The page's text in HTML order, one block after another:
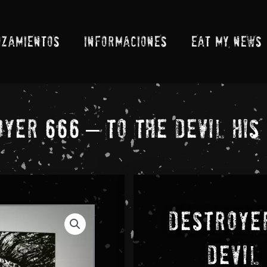
INFORMACIONES EAT MY NEWS
666 – To The Devil His
Devil